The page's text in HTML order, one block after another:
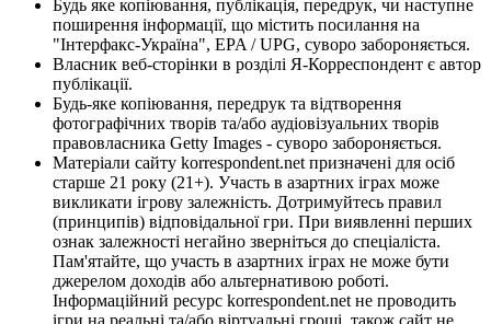
Будь яке копіювання, публікація, передрук, чи наступне
поширення інформації, що містить посилання на
"Інтерфакс-Україна", EPA / UPG, суворо забороняється.
Власник веб-сторінки в розділі Я-Корреспондент є автор
публікації.
Будь-яке копіювання, передрук та відтворення
фотографічних творів та/або аудіовізуальних творів
правовласника Getty Images - суворо забороняється.
Матеріали сайту korrespondent.net призначені для осіб
старше 21 року (21+). Участь в азартних іграх може
викликати ігрову залежність. Дотримуйтесь правил
(принципів) відповідальної гри. При виявленні перших
ознак залежності негайно зверніться до спеціаліста.
Пам'ятайте, що участь в азартних іграх не може бути
джерелом доходів або альтернативою роботі.
Інформаційний ресурс korrespondent.net не проводить
ігри на реальні та/або віртуальні гроші, також сайт не